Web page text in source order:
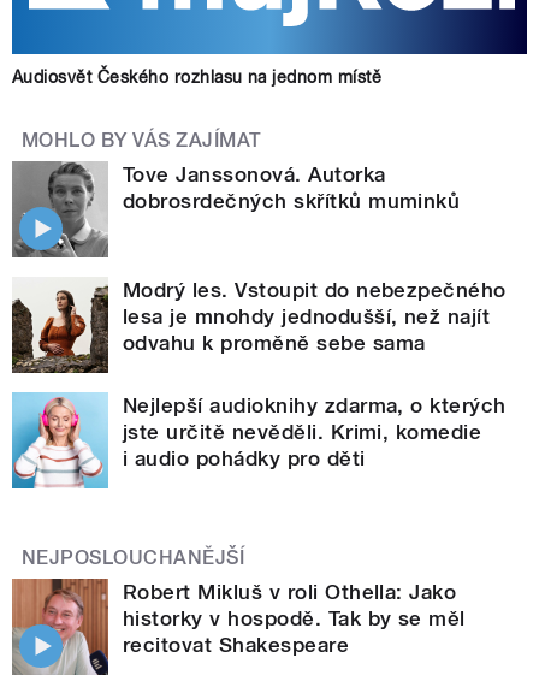
Audiosvět Českého rozhlasu na jednom místě
MOHLO BY VÁS ZAJÍMAT
Tove Janssonová. Autorka
dobrosrdečných skřítků muminků
Modrý les. Vstoupit do nebezpečného
lesa je mnohdy jednodušší, než najít
odvahu k proměně sebe sama
Nejlepší audioknihy zdarma, o kterých
jste určitě nevěděli. Krimi, komedie
i audio pohádky pro děti
NEJPOSLOUCHANĚJŠÍ
Robert Mikluš v roli Othella: Jako
historky v hospodě. Tak by se měl
recitovat Shakespeare